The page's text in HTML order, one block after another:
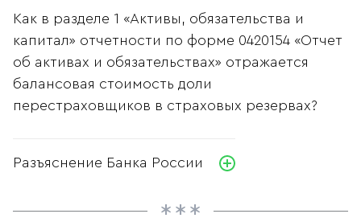
Как в разделе 1 «Активы, обязательства и
капитал» отчетности по форме 0420154 «Отчет
об активах и обязательствах» отражается
балансовая стоимость доли
перестраховщиков в страховых резервах?
Разъяснение Банка России